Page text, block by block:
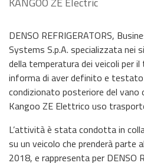
DENSO REFRIGERATORS,
Systems S.p.A. specializzata
della temperatura dei veicoli per
informa di aver definito e
condizionato posteriore del vano
Kangoo ZE Elettrico uso
L’attività è stata condotta in
su un veicolo che prenderà parte
2018, e rappresenta per DENSO